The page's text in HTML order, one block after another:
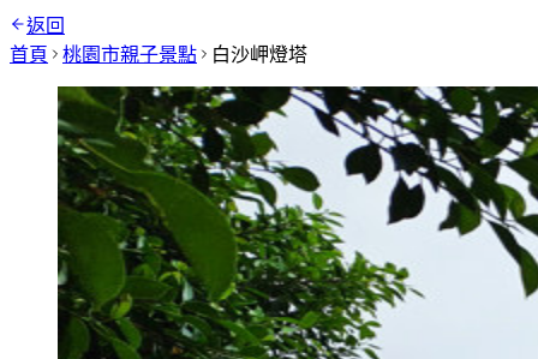
返回
首頁
桃園市親子景點 白沙岬燈塔